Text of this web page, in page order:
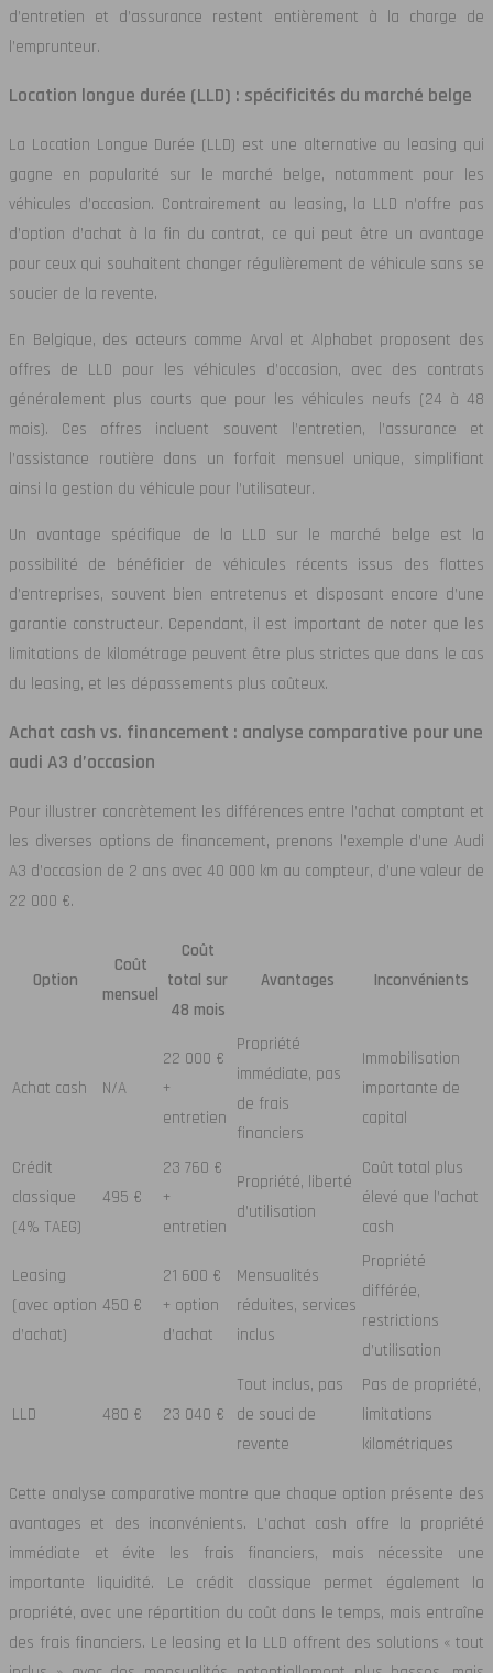
d’entretien et d’assurance restent entièrement à la charge de
l’emprunteur.
Location longue durée (LLD) : spécificités du marché belge
La Location Longue Durée (LLD) est une alternative au leasing qui
gagne en popularité sur le marché belge, notamment pour les
véhicules d’occasion. Contrairement au leasing, la LLD n’offre pas
d’option d’achat à la fin du contrat, ce qui peut être un avantage
pour ceux qui souhaitent changer régulièrement de véhicule sans se
soucier de la revente.
En Belgique, des acteurs comme Arval et Alphabet proposent des
offres de LLD pour les véhicules d’occasion, avec des contrats
généralement plus courts que pour les véhicules neufs (24 à 48
mois). Ces offres incluent souvent l’entretien, l’assurance et
l’assistance routière dans un forfait mensuel unique, simplifiant
ainsi la gestion du véhicule pour l’utilisateur.
Un avantage spécifique de la LLD sur le marché belge est la
possibilité de bénéficier de véhicules récents issus des flottes
d’entreprises, souvent bien entretenus et disposant encore d’une
garantie constructeur. Cependant, il est important de noter que les
limitations de kilométrage peuvent être plus strictes que dans le cas
du leasing, et les dépassements plus coûteux.
Achat cash vs. financement : analyse comparative pour une
audi A3 d’occasion
Pour illustrer concrètement les différences entre l’achat comptant et
les diverses options de financement, prenons l’exemple d’une Audi
A3 d’occasion de 2 ans avec 40 000 km au compteur, d’une valeur de
22 000 €.
Option
Coût
mensuel
Coût
total sur
48 mois
Avantages Inconvénients
Achat cash N/A
22 000 €
+
entretien
Propriété
immédiate, pas
de frais
financiers
Immobilisation
importante de
capital
Crédit
classique
(4% TAEG)
495 €
23 760 €
+
entretien
Propriété, liberté
d’utilisation
Coût total plus
élevé que l’achat
cash
Leasing
(avec option
d’achat)
450 €
21 600 €
+ option
d’achat
Mensualités
réduites, services
inclus
Propriété
différée,
restrictions
d’utilisation
LLD 480 € 23 040 €
Tout inclus, pas
de souci de
revente
Pas de propriété,
limitations
kilométriques
Cette analyse comparative montre que chaque option présente des
avantages et des inconvénients. L’achat cash offre la propriété
immédiate et évite les frais financiers, mais nécessite une
importante liquidité. Le crédit classique permet également la
propriété, avec une répartition du coût dans le temps, mais entraîne
des frais financiers. Le leasing et la LLD offrent des solutions « tout